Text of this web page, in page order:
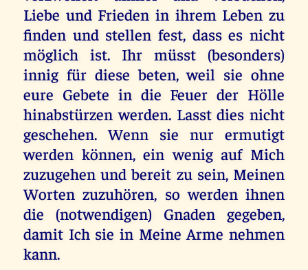
Liebe und Frieden in ihrem Leben zu
finden und stellen fest, dass es nicht
möglich ist. Ihr müsst (besonders)
innig für diese beten, weil sie ohne
eure Gebete in die Feuer der Hölle
hinabstürzen werden. Lasst dies nicht
geschehen. Wenn sie nur ermutigt
werden können, ein wenig auf Mich
zuzugehen und bereit zu sein, Meinen
Worten zuzuhören, so werden ihnen
die (notwendigen) Gnaden gegeben,
damit Ich sie in Meine Arme nehmen
kann.